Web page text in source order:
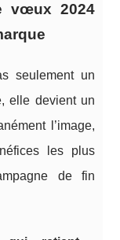
vœux 2024
seulement un
elle devient un
l’image,
les plus
de fin